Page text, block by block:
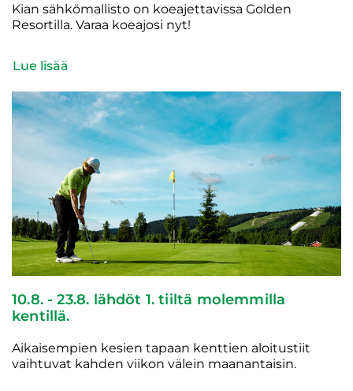
Kian sähkömallisto on koeajettavissa Golden
Resortilla. Varaa koeajosi nyt!
Lue lisää
10.8. - 23.8. lähdöt 1. tiiltä molemmilla
kentillä.
Aikaisempien kesien tapaan kenttien aloitustiit
vaihtuvat kahden viikon välein maanantaisin.